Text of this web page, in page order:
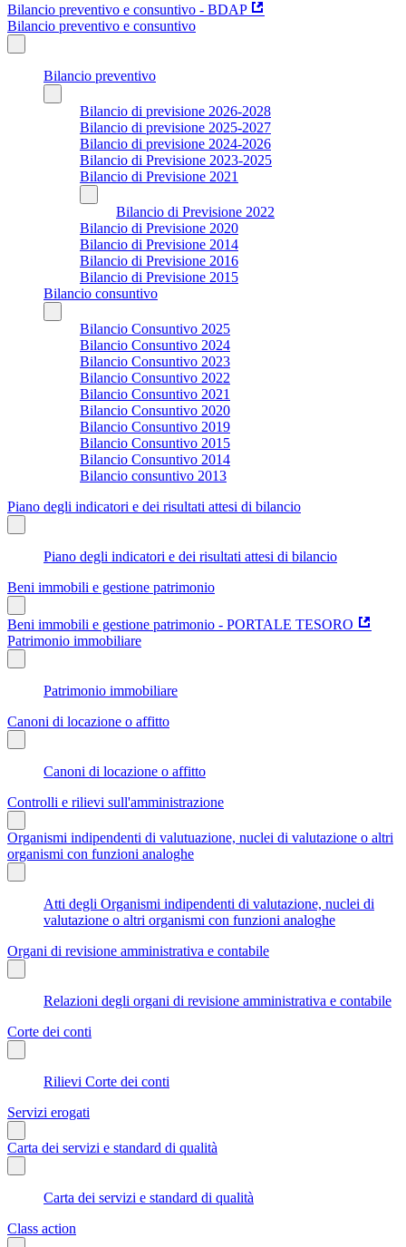
Bilancio preventivo e consuntivo - BDAP
Bilancio preventivo e consuntivo
Bilancio preventivo
Bilancio di previsione 2026-2028
Bilancio di previsione 2025-2027
Bilancio di previsione 2024-2026
Bilancio di Previsione 2023-2025
Bilancio di Previsione 2021
Bilancio di Previsione 2022
Bilancio di Previsione 2020
Bilancio di Previsione 2014
Bilancio di Previsione 2016
Bilancio di Previsione 2015
Bilancio consuntivo
Bilancio Consuntivo 2025
Bilancio Consuntivo 2024
Bilancio Consuntivo 2023
Bilancio Consuntivo 2022
Bilancio Consuntivo 2021
Bilancio Consuntivo 2020
Bilancio Consuntivo 2019
Bilancio Consuntivo 2015
Bilancio Consuntivo 2014
Bilancio consuntivo 2013
Piano degli indicatori e dei risultati attesi di bilancio
Piano degli indicatori e dei risultati attesi di bilancio
Beni immobili e gestione patrimonio
Beni immobili e gestione patrimonio - PORTALE TESORO
Patrimonio immobiliare
Patrimonio immobiliare
Canoni di locazione o affitto
Canoni di locazione o affitto
Controlli e rilievi sull'amministrazione
Organismi indipendenti di valutuazione, nuclei di valutazione o altri
organismi con funzioni analoghe
Atti degli Organismi indipendenti di valutazione, nuclei di
valutazione o altri organismi con funzioni analoghe
Organi di revisione amministrativa e contabile
Relazioni degli organi di revisione amministrativa e contabile
Corte dei conti
Rilievi Corte dei conti
Servizi erogati
Carta dei servizi e standard di qualità
Carta dei servizi e standard di qualità
Class action